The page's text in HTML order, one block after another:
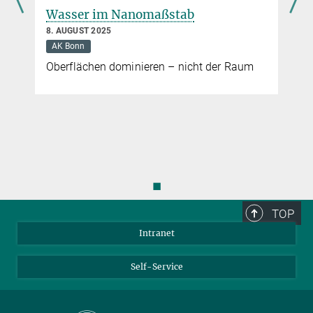
Wasser im Nanomaßstab
8. AUGUST 2025
AK Bonn
Oberflächen dominieren – nicht der Raum
◼
TOP
Intranet
Self-Service